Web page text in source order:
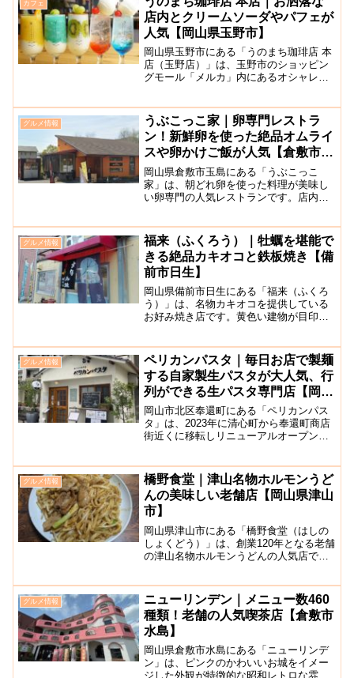
いて、美観地区の食べ歩...
カフェ
店内とクリームソーダやパフェが
人気【岡山県玉野市】
岡山県玉野市にある「うのまち珈琲店 本
店（玉野店）」は、玉野市のショッピン
グモール「メルカ」内にあるオシャレな
展開している本店がここ玉野にありま
す。小説や写真集、漫画な...
グルメ情報
うぶこっこ家｜卵専門レストラ
ン！新鮮卵を使った絶品オムライ
スや卵かけご飯が人気【倉敷市玉
島】
岡山県倉敷市玉島にある「うぶこっこ
家」は、朝どれ卵を使った料理が美味し
い卵専門の人気レストランです。店内で
卵のオムライスと、お手頃な価格で新鮮
な卵を食べられる卵かけご飯...
グルメ情報
福来（ふくろう）｜牡蠣を堪能で
きる絶品カキオコと鉄板焼き【備
前市日生】
岡山県備前市日生にある「福来（ふくろ
う）」は、名物カキオコを提供している
お好み焼き店です。黄色い建物が目印
オコもだん」、「カキオコミックス」と
いう3つの種類のメニューが...
グルメ情報
ペリカンパスタ｜毎日お店で製麺
する自家製生パスタが大人気、行
列ができる生パスタ専門店【岡山
市奉還町】
岡山市北区奉還町にある「ペリカンパス
タ」は、2023年に清心町から奉還町商店
街近くに移転しリニューアルオープンし
ん。こちらのお店は、毎日お店で製麺さ
れる自家製生パスタが...
グルメ情報
橋野食堂｜津山名物ホルモンうど
んの美味しい老舗店【岡山県津山
市】
岡山県津山市にある「橋野食堂（はしの
しょくどう）」は、創業120年となる老舗
の津山名物ホルモンうどんの人気店で
気のホルモンうどんが食べられるお店で
す。老舗食堂の伝統の味...
グルメ情報
ニューリンデン｜メニュー数460
種類！老舗の人気喫茶店【倉敷市
水島】
岡山県倉敷市水島にある「ニューリンデ
ン」は、ピンクのかわいいお城をイメー
ジした外観が特徴的な昭和レトロな雰囲